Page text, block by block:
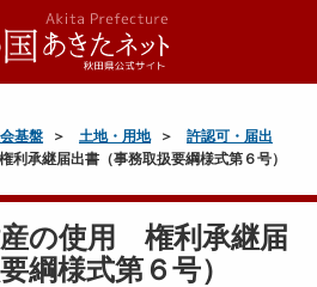
基盤 土地・用地
許認可・届出
承継届出書（事務取扱要綱様式第６号）
の使用 権利承継届
綱様式第６号）